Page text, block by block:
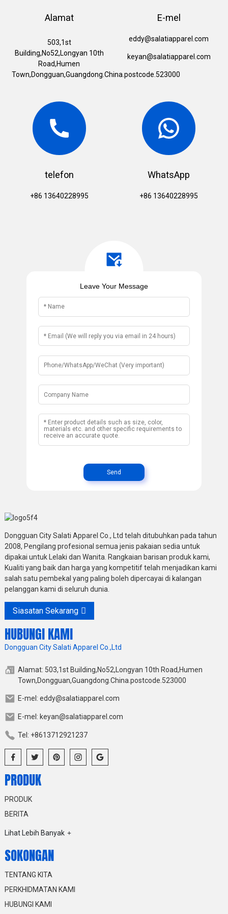
Alamat
503,1st
Building,No52,Longyan 10th
Road,Humen
Town,Dongguan,Guangdong.China.postcode.523000
E-mel
eddy@salatiapparel.com
keyan@salatiapparel.com
telefon
+86 13640228995
WhatsApp
+86 13640228995
Leave Your Message
Send
Dongguan City Salati Apparel Co., Ltd telah ditubuhkan pada tahun
2008, Pengilang profesional semua jenis pakaian sedia untuk
dipakai untuk Lelaki dan Wanita. Rangkaian barisan produk kami,
Kualiti yang baik dan harga yang kompetitif telah menjadikan kami
salah satu pembekal yang paling boleh dipercayai di kalangan
pelanggan kami di seluruh dunia.
Siasatan Sekarang
HUBUNGI KAMI
Dongguan City Salati Apparel Co.,Ltd
Alamat: 503,1st Building,No52,Longyan 10th Road,Humen
Town,Dongguan,Guangdong.China.postcode.523000
E-mel: eddy@salatiapparel.com
E-mel: keyan@salatiapparel.com
Tel: +8613712921237
PRODUK
PRODUK
BERITA
Lihat Lebih Banyak
SOKONGAN
TENTANG KITA
PERKHIDMATAN KAMI
HUBUNGI KAMI